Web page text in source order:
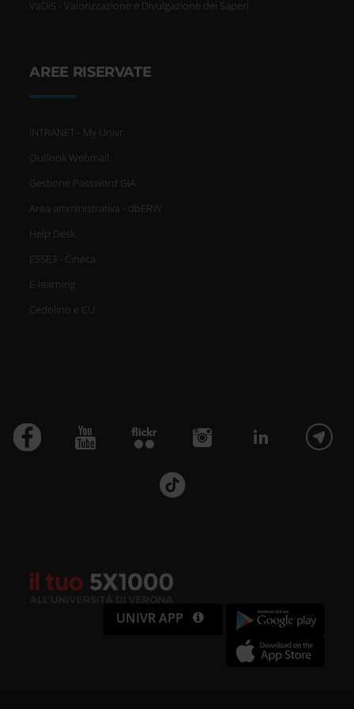
VaDiS - Valorizzazione e Divulgazione dei Saperi
AREE RISERVATE
INTRANET - My Univr
Outlook Webmail
Gestione Password GIA
Area amministrativa - dbERW
Help Desk
ESSE3 - Cineca
E-learning
Cedolino e CU
UNIVR APP